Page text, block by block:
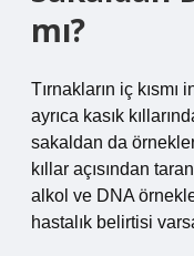
mı?
Tırnakların iç
ayrıca kasık
sakaldan da örnekler
kıllar açısından
alkol ve DNA
hastalık belirtisi